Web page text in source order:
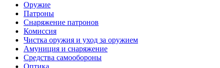
Оружие
Патроны
Снаряжение патронов
Комиссия
Чистка оружия и уход за оружием
Амуниция и снаряжение
Средства самообороны
Оптика